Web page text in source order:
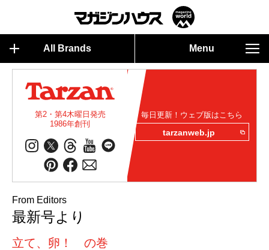
All Brands Menu
第2・第4木曜日発売
1986年創刊
毎日更新！ウェブ版はこちら
tarzanweb.jp
From Editors
最新号より
立て、卵！ の巻